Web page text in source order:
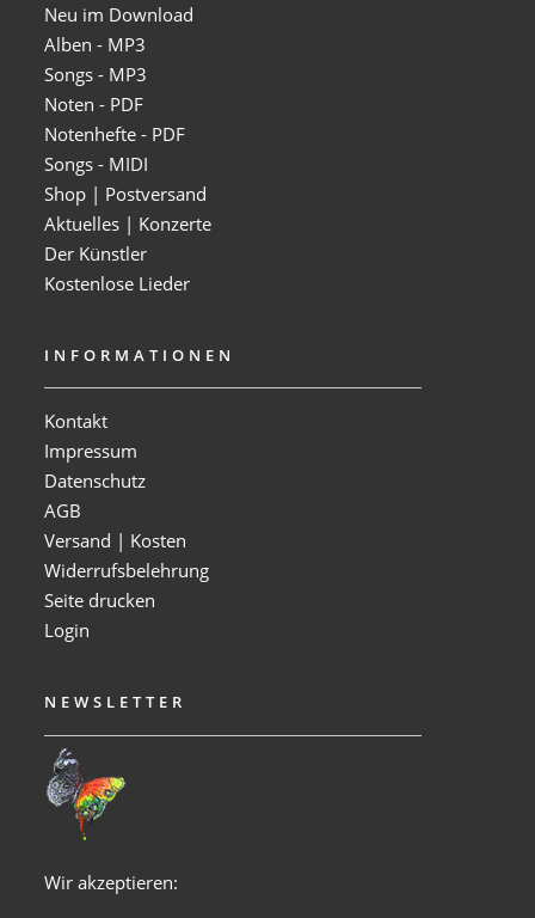
Neu im Download
Alben - MP3
Songs - MP3
Noten - PDF
Notenhefte - PDF
Songs - MIDI
Shop | Postversand
Aktuelles | Konzerte
Der Künstler
Kostenlose Lieder
INFORMATIONEN
Kontakt
Impressum
Datenschutz
AGB
Versand | Kosten
Widerrufsbelehrung
Seite drucken
Login
NEWSLETTER
Wir akzeptieren: